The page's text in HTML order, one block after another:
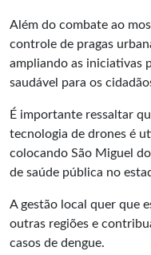
Além do combate ao
controle de pragas
ampliando as iniciativas
saudável para os
É importante ressaltar
tecnologia de drones é
colocando São Miguel
de saúde pública no
A gestão local quer que
outras regiões e
casos de dengue.